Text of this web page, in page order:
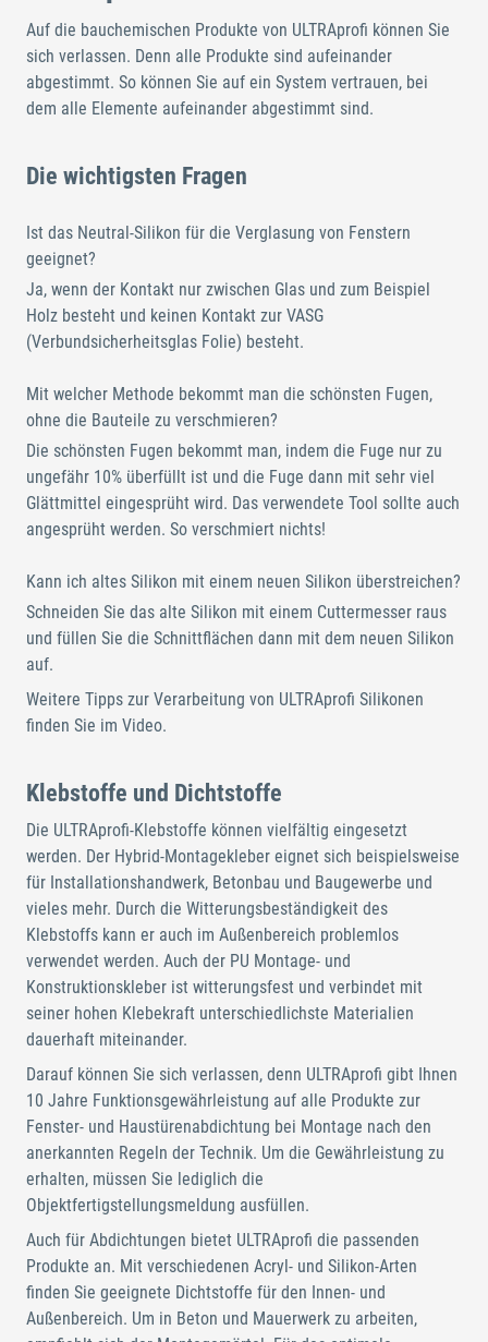
Auf die bauchemischen Produkte von ULTRAprofi können Sie
sich verlassen. Denn alle Produkte sind aufeinander
abgestimmt. So können Sie auf ein System vertrauen, bei
dem alle Elemente aufeinander abgestimmt sind.
Die wichtigsten Fragen
Ist das Neutral-Silikon für die Verglasung von Fenstern
geeignet?
Ja, wenn der Kontakt nur zwischen Glas und zum Beispiel
Holz besteht und keinen Kontakt zur VASG
(Verbundsicherheitsglas Folie) besteht.
Mit welcher Methode bekommt man die schönsten Fugen,
ohne die Bauteile zu verschmieren?
Die schönsten Fugen bekommt man, indem die Fuge nur zu
ungefähr 10% überfüllt ist und die Fuge dann mit sehr viel
Glättmittel eingesprüht wird. Das verwendete Tool sollte auch
angesprüht werden. So verschmiert nichts!
Kann ich altes Silikon mit einem neuen Silikon überstreichen?
Schneiden Sie das alte Silikon mit einem Cuttermesser raus
und füllen Sie die Schnittflächen dann mit dem neuen Silikon
auf.
Weitere Tipps zur Verarbeitung von ULTRAprofi Silikonen
finden Sie im Video.
Klebstoffe und Dichtstoffe
Die ULTRAprofi-Klebstoffe können vielfältig eingesetzt
werden. Der Hybrid-Montagekleber eignet sich beispielsweise
für Installationshandwerk, Betonbau und Baugewerbe und
vieles mehr. Durch die Witterungsbeständigkeit des
Klebstoffs kann er auch im Außenbereich problemlos
verwendet werden. Auch der PU Montage- und
Konstruktionskleber ist witterungsfest und verbindet mit
seiner hohen Klebekraft unterschiedlichste Materialien
dauerhaft miteinander.
Darauf können Sie sich verlassen, denn ULTRAprofi gibt Ihnen
10 Jahre Funktionsgewährleistung auf alle Produkte zur
Fenster- und Haustürenabdichtung bei Montage nach den
anerkannten Regeln der Technik. Um die Gewährleistung zu
erhalten, müssen Sie lediglich die
Objektfertigstellungsmeldung ausfüllen.
Auch für Abdichtungen bietet ULTRAprofi die passenden
Produkte an. Mit verschiedenen Acryl- und Silikon-Arten
finden Sie geeignete Dichtstoffe für den Innen- und
Außenbereich. Um in Beton und Mauerwerk zu arbeiten,